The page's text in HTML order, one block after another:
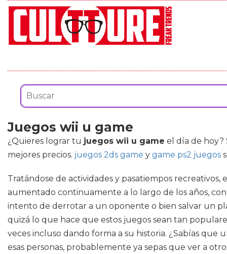
Juegos wii u game
¿Quieres lograr tu juegos wii u game el día de hoy?
mejores precios. juegos 2ds game y game ps2 juegos
Tratándose de actividades y pasatiempos
aumentado continuamente a lo largo de los años,
intento de derrotar a un oponente o bien salvar un
quizá lo que hace que estos juegos sean tan
veces incluso dando forma a su historia. ¿Sabías que
esas personas, probablemente ya sepas que ver a